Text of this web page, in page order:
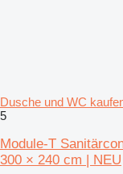
Dusche und WC
5
Module-T
300 × 240 cm | NEU